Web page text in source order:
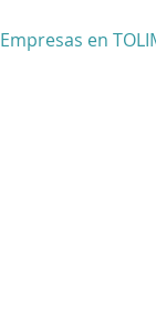
Empresas en